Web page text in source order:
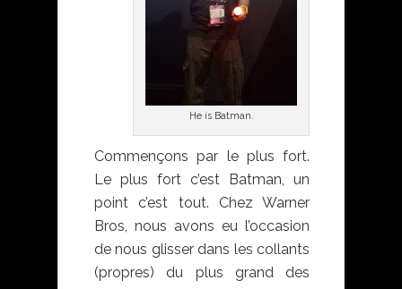
He is Batman.
Commençons par le plus fort.
Le plus fort c’est Batman, un
point c’est tout. Chez Warner
Bros, nous avons eu l’occasion
de nous glisser dans les collants
(propres) du plus grand des